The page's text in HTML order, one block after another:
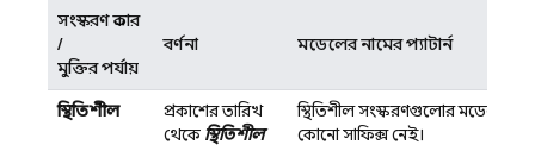
সংস্করণ প্রকার
/
মুক্তির পর্যায়
বর্ণনা মডেলের নামের প্যাটার্ন
স্থিতিশীল
প্রকাশের তারিখ
থেকে স্থিতিশীল
স্থিতিশীল সংস্করণগুলোর মডেল
কোনো সাফিক্স নেই।